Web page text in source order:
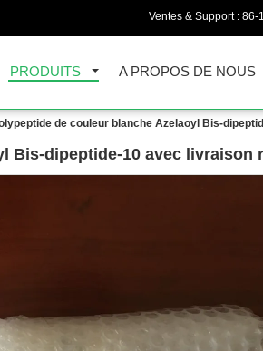
Ventes & Support : 86-
PRODUITS A PROPOS DE NOUS
de couleur blanche Azelaoyl Bis-
Bis-dipeptide-10 avec livraison